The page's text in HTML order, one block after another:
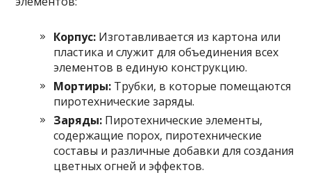
Корпус: Изготавливается из картона или
пластика и служит для объединения всех
элементов в единую конструкцию.
Мортиры: Трубки, в которые помещаются
пиротехнические заряды.
Заряды: Пиротехнические элементы,
содержащие порох, пиротехнические
составы и различные добавки для создания
цветных огней и эффектов.